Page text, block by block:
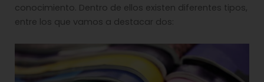
conocimiento. Dentro de ellos existen diferentes tipos,
entre los que vamos a destacar dos: